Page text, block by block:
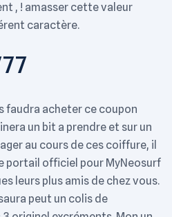
, ! amasser cette valeur
caractère.
faudra acheter ce coupon
un bit a prendre et sur un
au cours de ces coiffure, il
portail officiel pour MyNeosurf
leurs plus amis de chez vous.
peut un colis de